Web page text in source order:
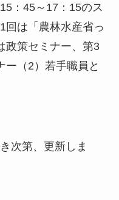
：45～17：15のス
回は「農林水産省っ
政策セミナー、第3
ー（2）若手職員と
次第、更新しま